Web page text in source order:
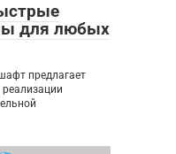
для любых
предлагает